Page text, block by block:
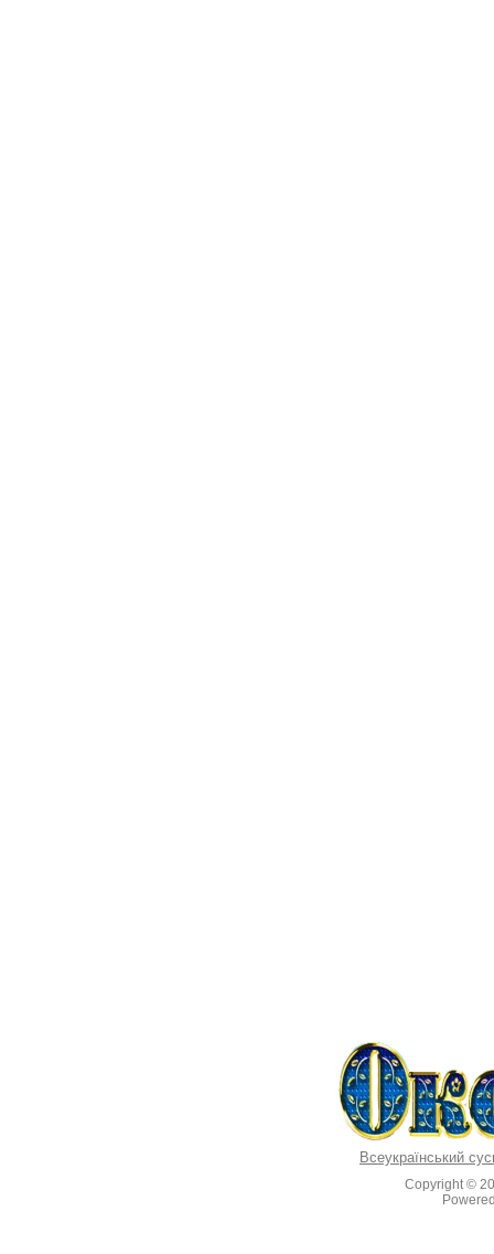
Всеукраїнський
Copyright ©